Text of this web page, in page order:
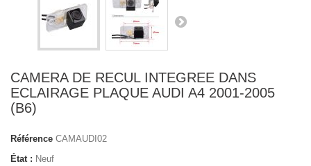
CAMERA DE RECUL INTEGREE DANS
ECLAIRAGE PLAQUE AUDI A4 2001-2005
(B6)
Référence CAMAUDI02
État : Neuf